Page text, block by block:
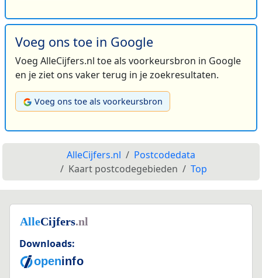
Voeg ons toe in Google
Voeg AlleCijfers.nl toe als voorkeursbron in Google
en je ziet ons vaker terug in je zoekresultaten.
Voeg ons toe als voorkeursbron
AlleCijfers.nl
Postcodedata
Kaart postcodegebieden
Top
Downloads: